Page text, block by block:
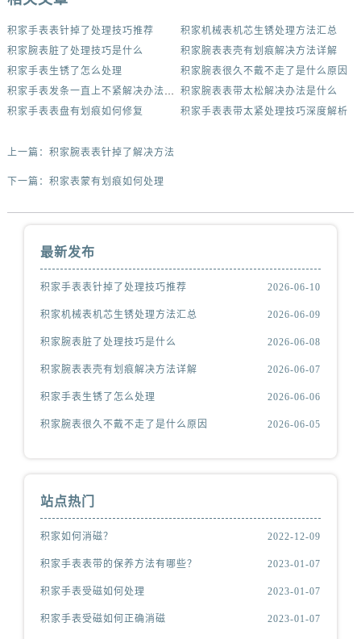
积家手表表针掉了处理技巧推荐
积家机械表机芯生锈处理方法汇总
积家腕表脏了处理技巧是什么
积家腕表表壳有划痕解决方法详解
积家手表生锈了怎么处理
积家腕表很久不戴不走了是什么原因
积家腕表表带太松解决办法是什么
积家手表表盘有划痕如何修复
积家手表表带太紧处理技巧深度解析
上一篇： 积家腕表表针掉了解决方法
下一篇： 积家表蒙有划痕如何处理
最新发布
积家手表表针掉了处理技巧推荐 2026-06-10
积家机械表机芯生锈处理方法汇总 2026-06-09
积家腕表脏了处理技巧是什么 2026-06-08
积家腕表表壳有划痕解决方法详解 2026-06-07
积家手表生锈了怎么处理 2026-06-06
积家腕表很久不戴不走了是什么原因 2026-06-05
站点热门
积家如何消磁？ 2022-12-09
积家手表表带的保养方法有哪些？ 2023-01-07
积家手表受磁如何处理 2023-01-07
积家手表受磁如何正确消磁 2023-01-07